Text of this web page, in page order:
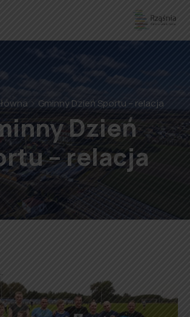
Gminny Dzień Sportu – relacja
Dzień
– relacja